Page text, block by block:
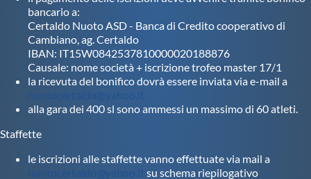
bancario a:
Certaldo Nuoto ASD - Banca di Credito cooperativo di
Cambiano, ag. Certaldo
IBAN: IT15W0842537810000020188876
Causale: nome società + iscrizione trofeo master 17/1
la ricevuta del bonifico dovrà essere inviata via e-mail a
nuotocertaldo@yahoo.it
alla gara dei 400 sl sono ammessi un massimo di 60 atleti.
Staffette
le iscrizioni alle staffette vanno effettuate via mail a
nuotocertaldo@yahoo.it
su schema riepilogativo